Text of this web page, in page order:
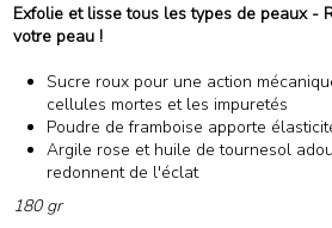
Exfolie et lisse tous les types de peaux -
votre peau !
Sucre roux pour une action
cellules mortes et les impuretés
Poudre de framboise apporte
Argile rose et huile de tournesol
redonnent de l'éclat
180 gr